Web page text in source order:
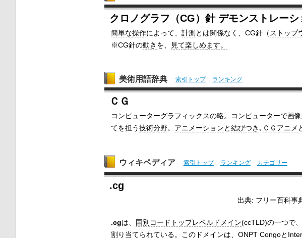
クロノグラフ（CG）針 デモンストレーシ
簡単な操作によって、 計測 とは関係なく、CG針（ ストップ
※CG針の動き を、 見て楽しめ ます。
美術用語辞典 索引トップ ランキング
ＣＧ
コンピューターグラフィックスの略。 コンピューターで画
てを担う技術分野。 アニメーションと結びつき､ ＣＧアニメ
ウィキペディア 索引トップ ランキング カテゴリー
.cg
出典: フリー百科事
.cgは、 国別コードトップレベルドメイン(ccTLD)の一つで、
割り当てられている。このドメインは、ONPT Congoと